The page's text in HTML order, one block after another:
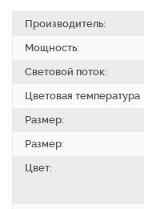
Производитель:
Мощность:
Световой поток:
Цветовая температура
Размер:
Размер:
Цвет: